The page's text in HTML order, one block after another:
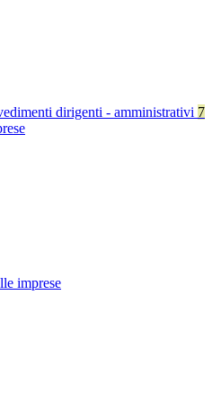
dirigenti - amministrativi 7
imprese